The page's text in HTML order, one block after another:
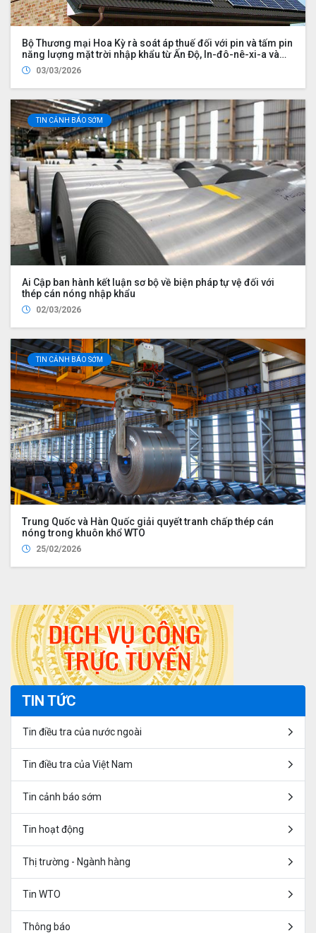
Bộ Thương mại Hoa Kỳ rà soát áp thuế đối với pin và tấm pin
năng lượng mặt trời nhập khẩu từ Ấn Độ, In-đô-nê-xi-a và
Lào03/03/2026
TIN CẢNH BÁO SỚM
Ai Cập ban hành kết luận sơ bộ về biện pháp tự vệ đối với
thép cán nóng nhập khẩu
02/03/2026
TIN CẢNH BÁO SỚM
Trung Quốc và Hàn Quốc giải quyết tranh chấp thép cán
nóng trong khuôn khổ WTO
25/02/2026
TIN TỨC
Tin điều tra của nước ngoài
Tin điều tra của Việt Nam
Tin cảnh báo sớm
Tin hoạt động
Thị trường - Ngành hàng
Tin WTO
Thông báo